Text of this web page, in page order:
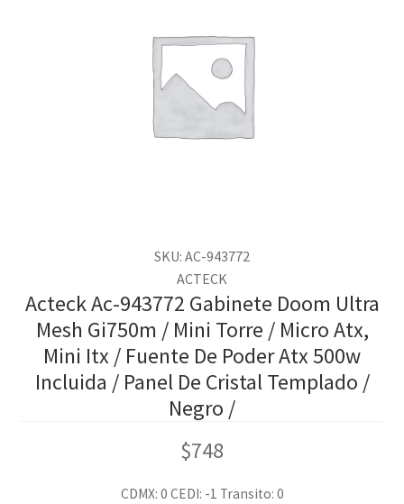
SKU: AC-943772
ACTECK
Acteck Ac-943772 Gabinete Doom Ultra
Mesh Gi750m / Mini Torre / Micro Atx,
Mini Itx / Fuente De Poder Atx 500w
Incluida / Panel De Cristal Templado /
Negro /
$748
CDMX: 0 CEDI: -1 Transito: 0